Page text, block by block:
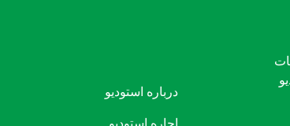
درباره استودیو
اجاره استودیو